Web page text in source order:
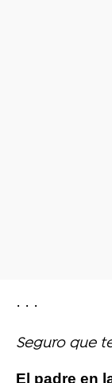
· · ·
Seguro que
El padre en